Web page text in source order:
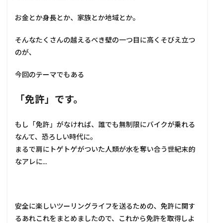
お金とか身長とか、家族とか地域とか。
そんなたくさんの越えるべき壁の一つ目に高くそびえ立つ
のが、
今回のテーマでもある
「免許」です。
もし「免許」がなければ、誰でも無制限にバイクが乗れる
なんて、恐ろしい時代に。
まるで肩にトゲトゲがついた人類が水を奪い合う世紀末的
なアレに...
安全に楽しいツーリングライフを送るための、免許に関す
るあれこれをまとめましたので、これから免許を取得しよ